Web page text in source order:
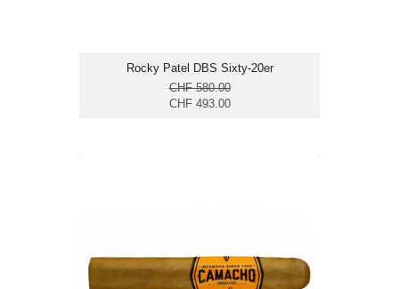
Rocky Patel DBS Sixty-20er
CHF 580.00
CHF 493.00
Ringmass: 60
Länge: 15.2